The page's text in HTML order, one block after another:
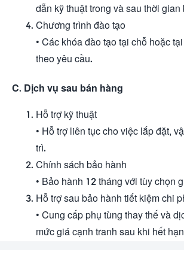
dẫn kỹ thuật trong và sau thời gian
Chương trình đào tạo
• Các khóa đào tạo tại chỗ hoặc
theo yêu cầu.
C. Dịch vụ sau bán hàng
Hỗ trợ kỹ thuật
• Hỗ trợ liên tục cho việc lắp đặt,
trì.
Chính sách bảo hành
• Bảo hành 12 tháng với tùy chọn
Hỗ trợ sau bảo hành tiết kiệm chi
• Cung cấp phụ tùng thay thế và
mức giá cạnh tranh sau khi hết